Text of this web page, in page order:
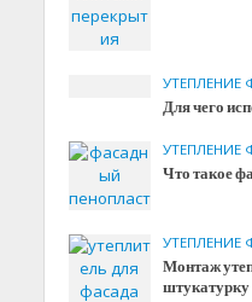
УТЕПЛЕНИЕ
Для чего
УТЕПЛЕНИЕ
Что такое
УТЕПЛЕНИЕ
Монтаж
штукатурку